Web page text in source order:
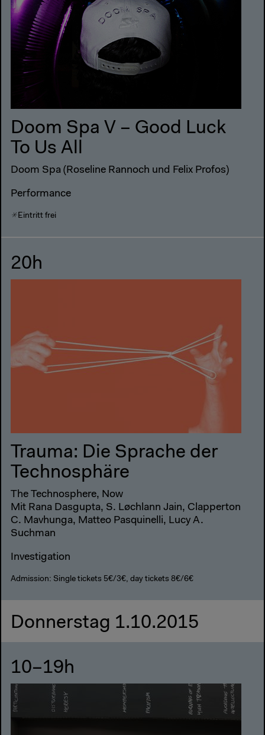
Doom Spa V – Good Luck
To Us All
Doom Spa (Roseline Rannoch und Felix Profos)
Performance
Eintritt frei
20h
Trauma: Die Sprache der
Technosphäre
The Technosphere, Now
Mit Rana Dasgupta, S. Løchlann Jain, Clapperton
C. Mavhunga, Matteo Pasquinelli, Lucy A.
Suchman
Investigation
Admission: Single tickets 5€/3€, day tickets 8€/6€
Donnerstag 1.10.2015
10–19h